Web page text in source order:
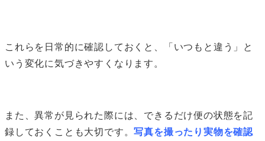
これらを日常的に確認しておくと、「いつもと違う」と
いう変化に気づきやすくなります。
また、異常が見られた際には、できるだけ便の状態を記
録しておくことも大切です。写真を撮ったり実物を確認